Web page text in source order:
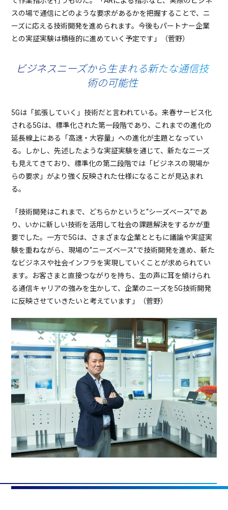
スの場で通信にどのような要求があるかを把握することで、ニ
ーズに応える技術開発を進められます。今後もパートナー企業
との実証実験は積極的に進めていく予定です」（菅野）
ビジネスニーズから生まれる新たな通信技
術の可能性
5Gは「拡張していく」技術だと言われている。来春サービス化
される5Gは、標準化された第一段階であり、これまでの進化の
延長線上にある「高速・大容量」への進化が主題となってい
る。しかし、先述したような実証実験を通じて、新たなニーズ
も見えてきており、標準化の第二段階では「ビジネスの現場か
らの要求」がより強く反映された仕様になることが見込まれ
る。
「技術開発はこれまで、どちらかというと“シーズベース”であ
り、いかに新しい技術を活用して社会の課題解決をするかが重
要でした。一方で5Gは、さまざまな企業とともに議論や実証実
験を重ねながら、現場の“ニーズベース”で技術開発を進め、新た
なビジネスや社会インフラを実現していくことが求められてい
ます。お客さまと直接つながりを持ち、生の声に耳を傾けられ
る通信キャリアの強みを生かして、企業のニーズを5G技術開発
に反映させていきたいと考えています」（菅野）